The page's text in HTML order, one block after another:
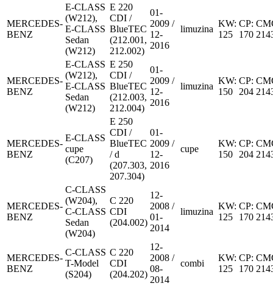
MERCEDES-
BENZ
E-CLASS
(W212),
E-CLASS
Sedan
(W212)
E 220
CDI /
BlueTEC
(212.001,
212.002)
01-
2009 /
12-
2016
limuzina
KW:
125
CP:
170
MERCEDES-
BENZ
E-CLASS
(W212),
E-CLASS
Sedan
(W212)
E 250
CDI /
BlueTEC
(212.003,
212.004)
01-
2009 /
12-
2016
limuzina
KW:
150
CP:
204
MERCEDES-
BENZ
E-CLASS
cupe
(C207)
E 250
CDI /
BlueTEC
/ d
(207.303,
207.304)
01-
2009 /
12-
2016
cupe
KW:
150
CP:
204
MERCEDES-
BENZ
C-CLASS
(W204),
C-CLASS
Sedan
(W204)
C 220
CDI
(204.002)
12-
2008 /
01-
2014
limuzina
KW:
125
CP:
170
MERCEDES-
BENZ
C-CLASS
T-Model
(S204)
C 220
CDI
(204.202)
12-
2008 /
08-
2014
combi
KW:
125
CP:
170